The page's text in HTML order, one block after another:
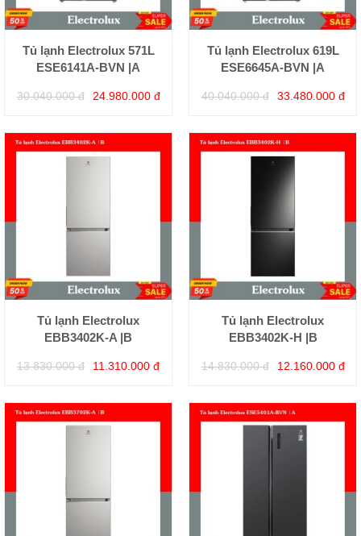
Tủ lạnh Electrolux 571L
ESE6141A-BVN |A
30.040.000 đ 24.980.000 đ
Tủ lạnh Electrolux 619L
ESE6645A-BVN |A
40.040.000 đ 33.480.000 đ
Tủ lạnh Electrolux
EBB3402K-A |B
13.830.000 đ 11.310.000 đ
Tủ lạnh Electrolux
EBB3402K-H |B
14.830.000 đ 12.160.000 đ